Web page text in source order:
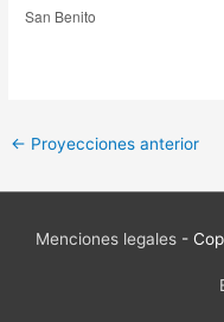
San Benito
← Proyecciones anterior
Menciones legales -